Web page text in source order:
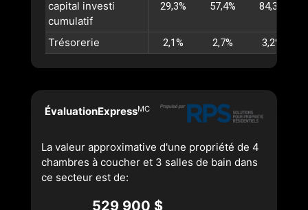
capital investi
cumulatif
29,3% 57,4% 84,3%
Trésorerie 2,1% 2,7% 3,2%
ÉvaluationExpressMC
La valeur approximative d'une propriété de 4
chambres à coucher et 3 salles de bain dans
ce secteur est de:
529 900 $